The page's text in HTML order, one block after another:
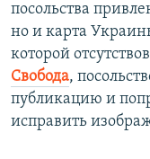
посольства
но и карта
которой
Свобода,
публикацию и
исправить